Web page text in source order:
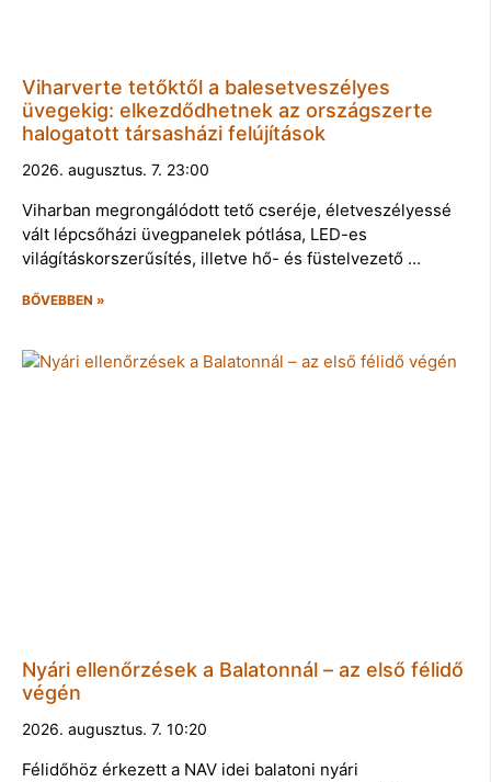
Viharverte tetőktől a balesetveszélyes
üvegekig: elkezdődhetnek az országszerte
halogatott társasházi felújítások
2026. augusztus. 7. 23:00
Viharban megrongálódott tető cseréje, életveszélyessé
vált lépcsőházi üvegpanelek pótlása, LED-es
világításkorszerűsítés, illetve hő- és füstelvezető …
BŐVEBBEN »
Nyári ellenőrzések a Balatonnál – az első félidő
végén
2026. augusztus. 7. 10:20
Félidőhöz érkezett a NAV idei balatoni nyári